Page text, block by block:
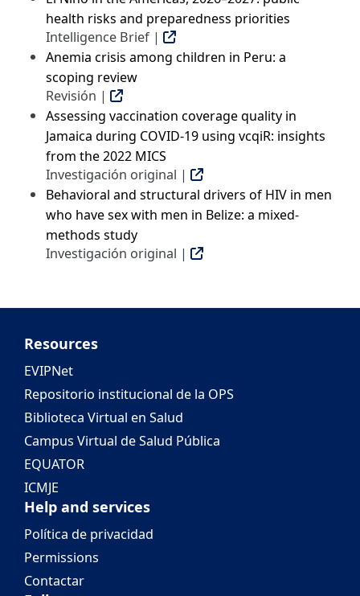
health risks and preparedness priorities
Intelligence Brief |
Anemia crisis among children in Peru: a
scoping review
Revisión |
Assessing vaccination coverage quality in
Jamaica during COVID-19 using vcqiR: insights
from the 2022 MICS
Investigación original |
Behavioral and structural drivers of HIV in men
who have sex with men in Belize: a mixed-
methods study
Investigación original |
Resources
EVIPNet
Repositorio institucional de la OPS
Biblioteca Virtual en Salud
Campus Virtual de Salud Pública
EQUATOR
ICMJE
Help and services
Política de privacidad
Permissions
Contactar